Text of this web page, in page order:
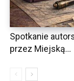
Spotkanie
przez Miejską...